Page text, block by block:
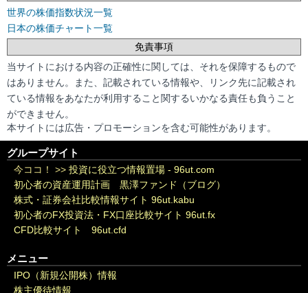
世界の株価指数状況一覧
日本の株価チャート一覧
免責事項
当サイトにおける内容の正確性に関しては、それを保障するもので
はありません。また、記載されている情報や、リンク先に記載され
ている情報をあなたが利用すること関するいかなる責任も負うこと
ができません。
本サイトには広告・プロモーションを含む可能性があります。
グループサイト
今ココ！ >> 投資に役立つ情報置場 - 96ut.com
初心者の資産運用計画 黒澤ファンド（ブログ）
株式・証券会社比較情報サイト 96ut.kabu
初心者のFX投資法・FX口座比較サイト 96ut.fx
CFD比較サイト 96ut.cfd
メニュー
IPO（新規公開株）情報
株主優待情報